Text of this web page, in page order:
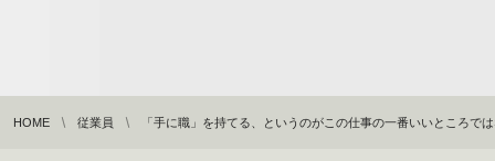
HOME 従業員 「手に職」を持てる、というのがこの仕事の一番いいところで